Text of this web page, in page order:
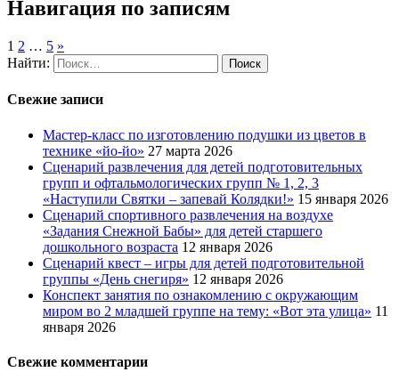
Навигация по записям
1 2 … 5 »
Найти:
Свежие записи
Мастер-класс по изготовлению подушки из цветов в
технике «йо-йо» 27 марта 2026
Сценарий развлечения для детей подготовительных
групп и офтальмологических групп № 1, 2, 3
«Наступили Святки – запевай Колядки!» 15 января 2026
Сценарий спортивного развлечения на воздухе
«Задания Снежной Бабы» для детей старшего
дошкольного возраста 12 января 2026
Сценарий квест – игры для детей подготовительной
группы «День снегиря» 12 января 2026
Конспект занятия по ознакомлению с окружающим
миром во 2 младшей группе на тему: «Вот эта улица» 11
января 2026
Свежие комментарии